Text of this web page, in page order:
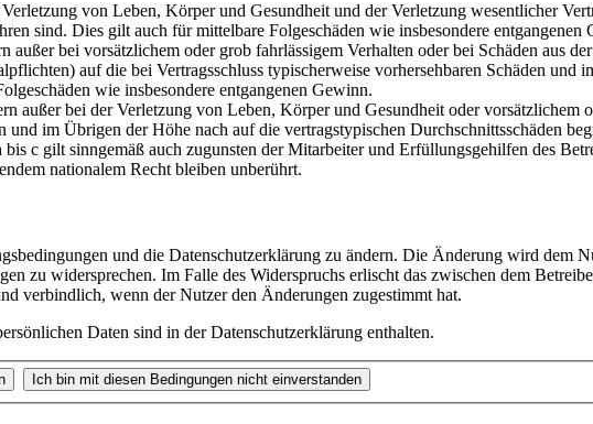
von Leben, Körper und Gesundheit und der Verletzung wesentlicher
sind. Dies gilt auch für mittelbare Folgeschäden wie insbesondere entgangenen
außer bei vorsätzlichem oder grob fahrlässigem Verhalten oder bei Schäden aus
auf die bei Vertragsschluss typischerweise vorhersehbaren Schäden und
wie insbesondere entgangenen Gewinn.
außer bei der Verletzung von Leben, Körper und Gesundheit oder vorsätzlichem
und im Übrigen der Höhe nach auf die vertragstypischen Durchschnittsschäden
c gilt sinngemäß auch zugunsten der Mitarbeiter und Erfüllungsgehilfen des
nationalem Recht bleiben unberührt.
und die Datenschutzerklärung zu ändern. Die Änderung wird dem
zu widersprechen. Im Falle des Widerspruchs erlischt das zwischen dem
verbindlich, wenn der Nutzer den Änderungen zugestimmt hat.
Daten sind in der Datenschutzerklärung enthalten.